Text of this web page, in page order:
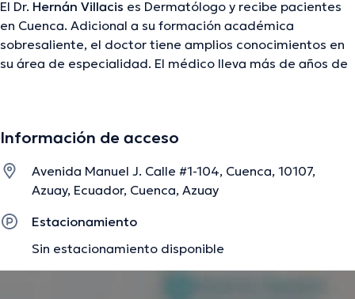
El Dr. Hernán Villacis es Dermatólogo y recibe pacientes
en Cuenca. Adicional a su formación académica
sobresaliente, el doctor tiene amplios conocimientos en
su área de especialidad. El médico lleva más de años de
diversas conferencias con la intención de lograr tener una
difundido diferentes ediciones.
La descripción fue editada por el equipo de doctoranytime, con base en
información verificada.
Información de acceso
Avenida Manuel J. Calle #1-104, Cuenca, 10107,
Azuay, Ecuador, Cuenca, Azuay
Estacionamiento
Sin estacionamiento disponible